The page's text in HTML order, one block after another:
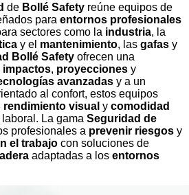
de Bollé Safety reúne equipos de
para entornos profesionales
sectores como la industria, la
y el mantenimiento, las gafas y
Bollé Safety ofrecen una
impactos, proyecciones y
avanzadas y a un
al confort, estos equipos
rendimiento visual y comodidad
La gama Seguridad de
profesionales a prevenir riesgos y
el trabajo con soluciones de
adaptadas a los entornos